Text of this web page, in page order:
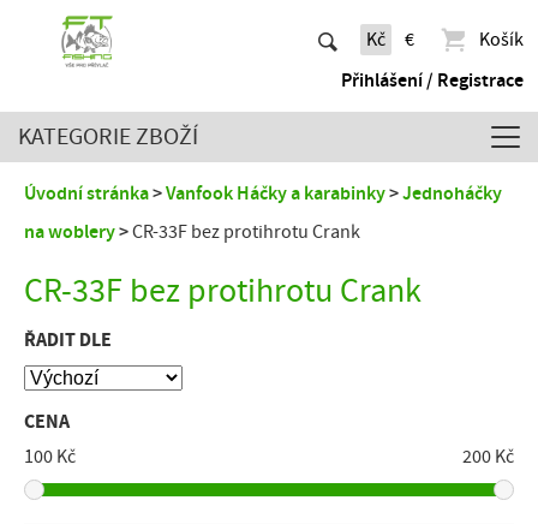
Kč €
Košík
Přihlášení / Registrace
KATEGORIE ZBOŽÍ
Úvodní stránka Vanfook Háčky a karabinky
Jednoháčky
na woblery
CR-33F bez protihrotu Crank
CR-33F bez protihrotu Crank
ŘADIT DLE
CENA
100 Kč
200 Kč